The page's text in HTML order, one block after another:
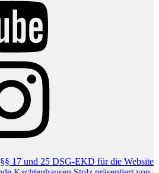
17 und 25 DSG-EKD für die Website